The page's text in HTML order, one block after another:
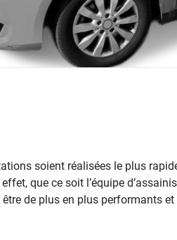
soient réalisées le plus
que ce soit l’équipe
de plus en plus performants